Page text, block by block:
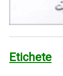
Etichete